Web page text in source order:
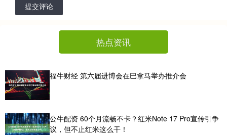
提交评论
热点资讯
福牛财经 第六届进博会在巴拿马举办推介会
公牛配资 60个月流畅不卡？红米Note 17 Pro宣传引争
议，但不止红米这么干！